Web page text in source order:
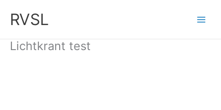
naar
inhoud
RVSL
Lichtkrant test